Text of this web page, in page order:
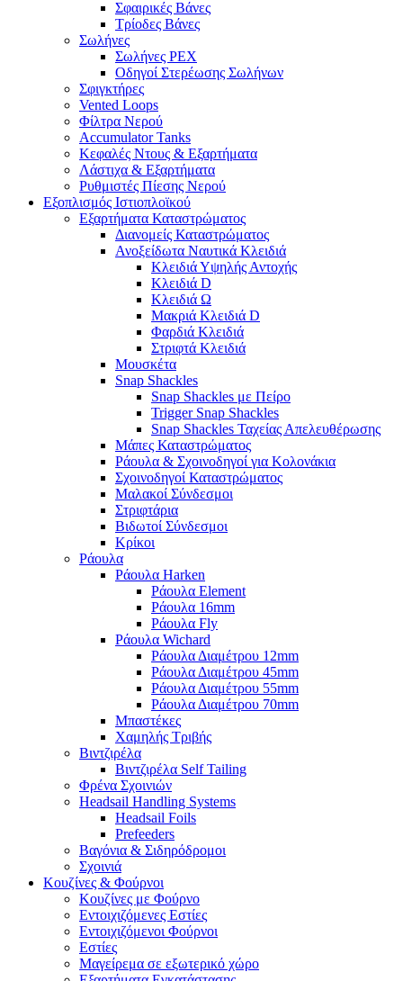
Σφαιρικές Βάνες
Τρίοδες Βάνες
Σωλήνες
Σωλήνες PEX
Οδηγοί Στερέωσης Σωλήνων
Σφιγκτήρες
Vented Loops
Φίλτρα Νερού
Accumulator Tanks
Κεφαλές Ντους & Εξαρτήματα
Λάστιχα & Εξαρτήματα
Ρυθμιστές Πίεσης Νερού
Εξοπλισμός Ιστιοπλοϊκού
Εξαρτήματα Καταστρώματος
Διανομείς Καταστρώματος
Ανοξείδωτα Ναυτικά Κλειδιά
Κλειδιά Υψηλής Αντοχής
Κλειδιά D
Κλειδιά Ω
Μακριά Κλειδιά D
Φαρδιά Κλειδιά
Στριφτά Κλειδιά
Μουσκέτα
Snap Shackles
Snap Shackles με Πείρο
Trigger Snap Shackles
Snap Shackles Ταχείας Απελευθέρωσης
Μάπες Καταστρώματος
Ράουλα & Σχοινοδηγοί για Κολονάκια
Σχοινοδηγοί Καταστρώματος
Μαλακοί Σύνδεσμοι
Στριφτάρια
Βιδωτοί Σύνδεσμοι
Κρίκοι
Ράουλα
Ράουλα Harken
Ράουλα Element
Ράουλα 16mm
Ράουλα Fly
Ράουλα Wichard
Ράουλα Διαμέτρου 12mm
Ράουλα Διαμέτρου 45mm
Ράουλα Διαμέτρου 55mm
Ράουλα Διαμέτρου 70mm
Μπαστέκες
Χαμηλής Τριβής
Βιντζιρέλα
Βιντζιρέλα Self Tailing
Φρένα Σχοινιών
Headsail Handling Systems
Headsail Foils
Prefeeders
Βαγόνια & Σιδηρόδρομοι
Σχοινιά
Κουζίνες & Φούρνοι
Κουζίνες με Φούρνο
Εντοιχιζόμενες Εστίες
Εντοιχιζόμενοι Φούρνοι
Εστίες
Μαγείρεμα σε εξωτερικό χώρο